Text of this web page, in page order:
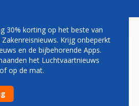
grotere dreiging voor
'Over 2 jaar komt de man met
30% korting op het beste van
Krijg onbeperkt
en de bijbehorende Apps.
het Luchtvaartnieuws
op de mat.